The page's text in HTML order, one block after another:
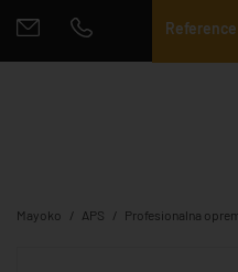
Reference
Mayoko APS Profesionalna